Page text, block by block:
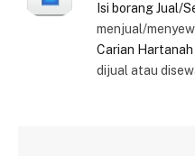
Isi borang Jual/
menjual/
Carian Hartanah
dijual atau